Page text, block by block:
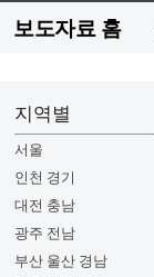
보도자료 홈
지역별
서울
인천 경기
대전 충남
광주 전남
부산 울산 경남